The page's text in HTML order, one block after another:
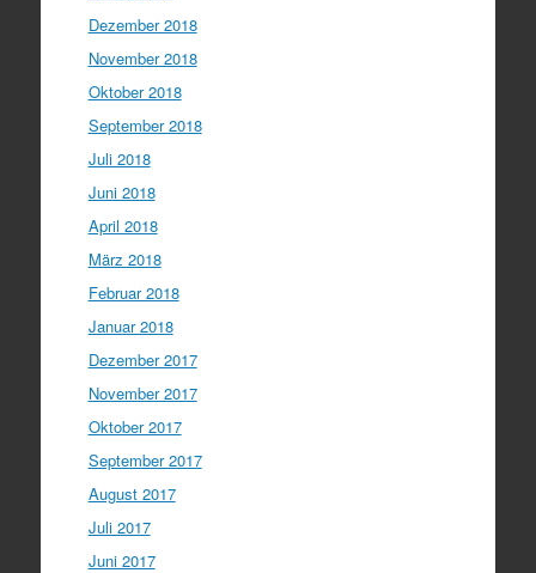
Dezember 2018
November 2018
Oktober 2018
September 2018
Juli 2018
Juni 2018
April 2018
März 2018
Februar 2018
Januar 2018
Dezember 2017
November 2017
Oktober 2017
September 2017
August 2017
Juli 2017
Juni 2017